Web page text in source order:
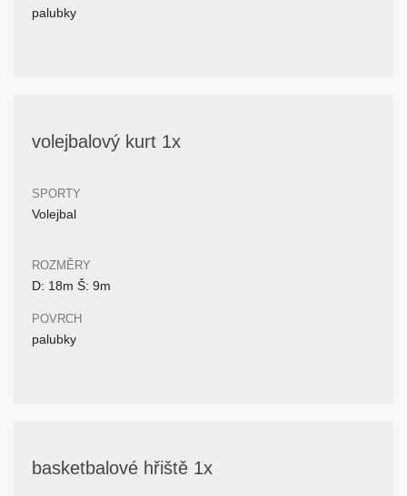
palubky
volejbalový kurt 1x
SPORTY
Volejbal
ROZMĚRY
D: 18m Š: 9m
POVRCH
palubky
basketbalové hřiště 1x